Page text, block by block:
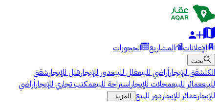
الإعلانات المشاريع الحجوزات
بحث
الكلشقق للإيجارأراضي للبيعفلل للبيعدور للإيجارفلل للإيجارشقق
للبيععمائر للبيعمحلات للإيجاراستراحة للبيعمكتب تجاري للإيجارأراضي
للإيجارعمائر للإيجاردور للبيع المزيد